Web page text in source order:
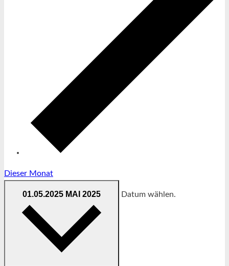
Dieser Monat
01.05.2025 MAI 2025 Datum wählen.